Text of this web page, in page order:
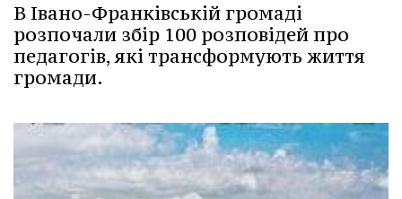
В Івано-Франківській громаді
розпочали збір 100 розповідей про
педагогів, які трансформують життя
громади.